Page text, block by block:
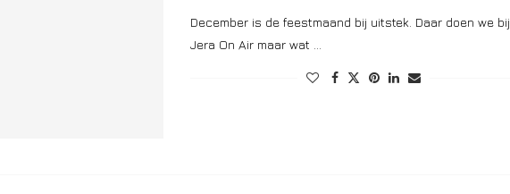
December is de feestmaand bij uitstek. Daar doen we bij
Jera On Air maar wat …